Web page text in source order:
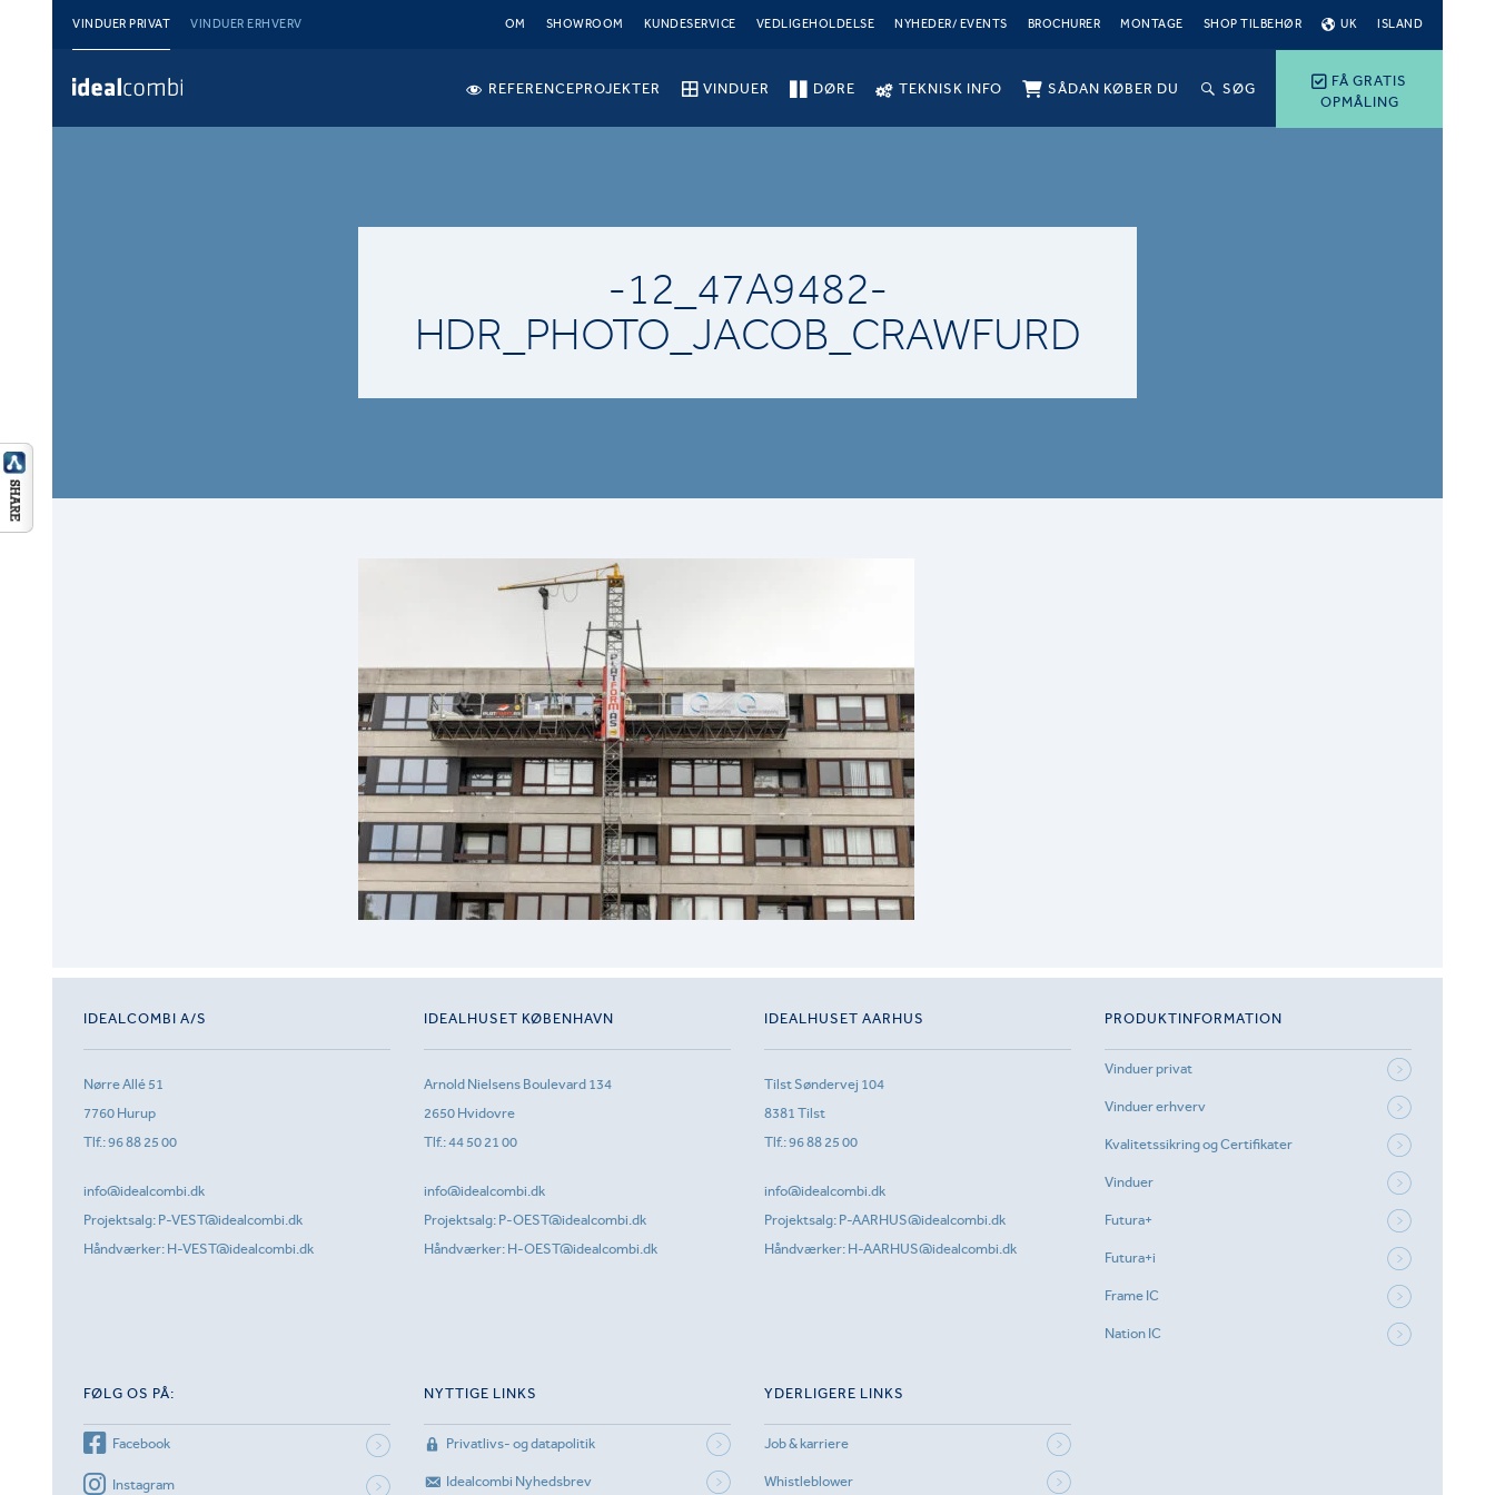
VINDUER PRIVAT VINDUER ERHVERV OM SHOWROOM KUNDESERVICE VEDLIGEHOLDELSE NYHEDER/ EVENTS BROCHURER MONTAGE SHOP TILBEHØR UK ISLAND
FÅ GRATIS
OPMÅLING
REFERENCEPROJEKTER VINDUER DØRE TEKNISK INFO SÅDAN KØBER DU SØG
-12_47A9482-
HDR_PHOTO_JACOB_CRAWFURD
IDEALCOMBI A/S
Nørre Allé 51
7760 Hurup
Tlf.:96 88 25 00
info@idealcombi.dk
Projektsalg: P-VEST@idealcombi.dk
Håndværker: H-VEST@idealcombi.dk
IDEALHUSET KØBENHAVN
Arnold Nielsens Boulevard 134
2650 Hvidovre
Tlf.:44 50 21 00
info@idealcombi.dk
Projektsalg: P-OEST@idealcombi.dk
Håndværker: H-OEST@idealcombi.dk
IDEALHUSET AARHUS
Tilst Søndervej 104
8381 Tilst
Tlf.:96 88 25 00
info@idealcombi.dk
Projektsalg: P-AARHUS@idealcombi.dk
Håndværker: H-AARHUS@idealcombi.dk
PRODUKTINFORMATION
Vinduer privat
Vinduer erhverv
Kvalitetssikring og Certifikater
Vinduer
Futura+
Futura+i
Frame IC
Nation IC
FØLG OS PÅ:
Facebook
Instagram
NYTTIGE LINKS
Privatlivs- og datapolitik
Idealcombi Nyhedsbrev
YDERLIGERE LINKS
Job & karriere
Whistleblower